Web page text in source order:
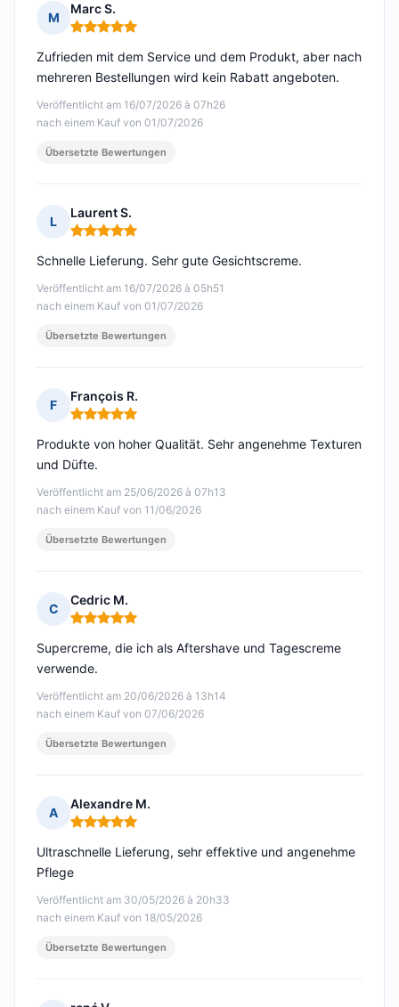
M
Marc S.
Hinweis: 5 von 5
Veröffentlicht am 16/07/2026 à 07h26
nach einem Kauf von 01/07/2026
Zufrieden mit dem Service und dem Produkt, aber nach
mehreren Bestellungen wird kein Rabatt angeboten.
Übersetzte Bewertungen
L
Laurent S.
Hinweis: 5 von 5
Veröffentlicht am 16/07/2026 à 05h51
nach einem Kauf von 01/07/2026
Schnelle Lieferung. Sehr gute Gesichtscreme.
Übersetzte Bewertungen
F
François R.
Hinweis: 5 von 5
Veröffentlicht am 25/06/2026 à 07h13
nach einem Kauf von 11/06/2026
Produkte von hoher Qualität. Sehr angenehme Texturen
und Düfte.
Übersetzte Bewertungen
C
Cedric M.
Hinweis: 5 von 5
Veröffentlicht am 20/06/2026 à 13h14
nach einem Kauf von 07/06/2026
Supercreme, die ich als Aftershave und Tagescreme
verwende.
Übersetzte Bewertungen
A
Alexandre M.
Hinweis: 5 von 5
Veröffentlicht am 30/05/2026 à 20h33
nach einem Kauf von 18/05/2026
Ultraschnelle Lieferung, sehr effektive und angenehme
Pflege
Übersetzte Bewertungen